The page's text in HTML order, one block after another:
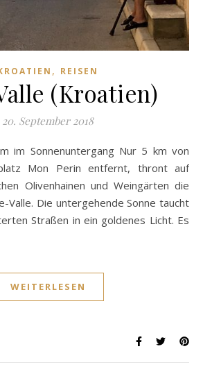
, REISEN
(Kroatien)
20. September 2018
Mon Perin entfernt, thront auf
Olivenhainen und Weingärten die
Valle. Die untergehende Sonne taucht
Straßen in ein goldenes Licht. Es
WEITERLESEN